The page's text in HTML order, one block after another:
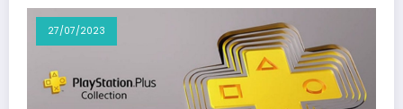
27/07/2023